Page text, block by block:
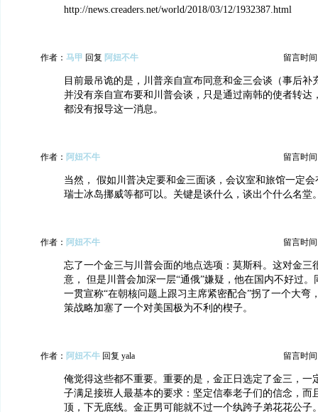
http://news.creaders.net/world/2018/03/12/1932387.html
作者： 马甲 回复 阿妞不牛 留言时间
目前最吊诡的是，川普亲自宣布同意和金三会谈（事后补
并没有亲自宣布要和川普会谈，只是通过南韩的使者转达
都没有报导这一消息。
作者： 阿妞不牛 留言时间
当然， 假如川普决定要和金三面谈，会议室和旅馆一定
瑞士冰岛挪威等都可以。关键是谈什么，谈出个什么名堂
作者： 阿妞不牛 留言时间
忘了一个金三与川普会面的地点选项：莫斯科。这对金三
意， 但是川普会加深一层“通俄”嫌疑，他在国内不好过。
一贯宣称“在朝核问题上跟习主席紧密配合”拐了一个大弯
策战略加塞了一个对美国极为不利的楔子。
作者： 阿妞不牛 回复 yala 留言时间
俺觉得这些都不重要。重要的是，金正日选定了金三，一
子满足接班人最基本的要求：坚定信奉老子们的信念，而
顶，下无底线。金正男可能就不过一个纨跨子弟花花公子